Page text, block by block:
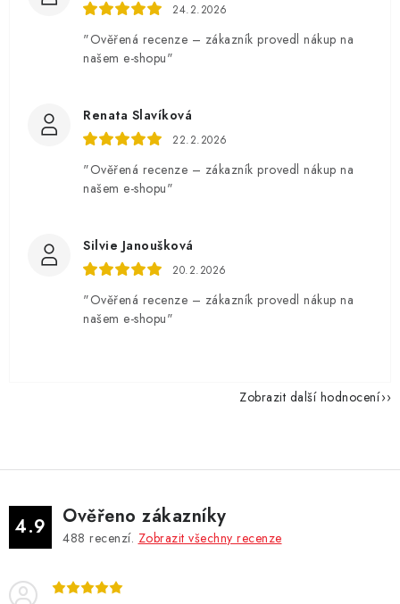
24.2.2026
"Ověřená recenze – zákazník provedl nákup na
našem e-shopu"
Renata Slavíková
22.2.2026
"Ověřená recenze – zákazník provedl nákup na
našem e-shopu"
Silvie Janoušková
20.2.2026
"Ověřená recenze – zákazník provedl nákup na
našem e-shopu"
Zobrazit další hodnocení
4.9 Ověřeno zákazníky
488 recenzí. Zobrazit všechny recenze